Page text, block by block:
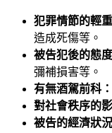
犯罪情節的輕重
造成死傷等。
被告犯後的態度
彌補損害等。
有無酒駕前科：
對社會秩序的影
被告的經濟狀況